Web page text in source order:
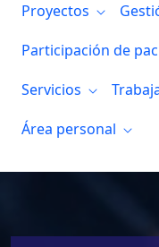
Proyectos
Participación de
Servicios
Área personal